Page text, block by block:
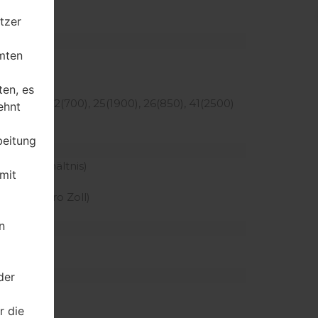
5(850), 12(700), 25(1900), 26(850), 41(2500)
Verhältnis)
Pixel pro Zoll)
es
die